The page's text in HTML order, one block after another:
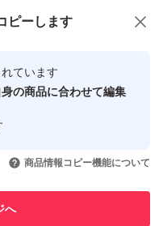
安全なユーザーです
完了させた実績があります
取引実績があります
ピーします
れています
の商品に合わせて編集
商品情報コピー機能について
へ